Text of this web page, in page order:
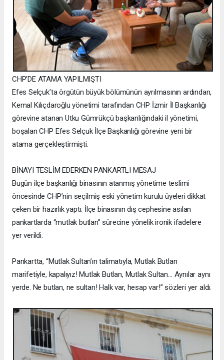
CHP’DE ATAMA YAPILMIŞTI
Efes Selçuk’ta örgütün büyük bölümünün ayrılmasının ardından,
Kemal Kılıçdaroğlu yönetimi tarafından CHP İzmir İl Başkanlığı
görevine atanan Utku Gümrükçü başkanlığındaki il yönetimi,
boşalan CHP Efes Selçuk İlçe Başkanlığı görevine yeni bir
atama gerçekleştirmişti.
BİNAYI TESLİM EDERKEN PANKARTLI MESAJ
Bugün ilçe başkanlığı binasının atanmış yönetime teslimi
öncesinde CHP’nin seçilmiş eski yönetim kurulu üyeleri dikkat
çeken bir hazırlık yaptı. İlçe binasının dış cephesine asılan
pankartlarda “mutlak butlan” sürecine yönelik ironik ifadelere
yer verildi.
Pankartta, “Mutlak Sultan’ın talimatıyla, Mutlak Butlan
marifetiyle, kapalıyız! Mutlak Butlan, Mutlak Sultan… Aynılar aynı
yerde. Ne butlan, ne sultan! Halk var, hesap var!” sözleri yer aldı.